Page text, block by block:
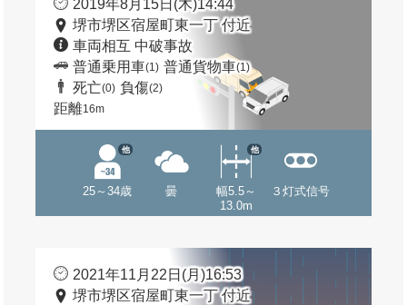
2019年8月15日(木)14:44
堺市堺区宿屋町東一丁 付近
車両相互 中破事故
普通乗用車(1) 普通貨物車(1)
死亡(0) 負傷(2)
距離16m
25～34歳
他
曇
幅5.5～
13.0m
他
３灯式信号
2021年11月22日(月)16:53
堺市堺区宿屋町東一丁 付近